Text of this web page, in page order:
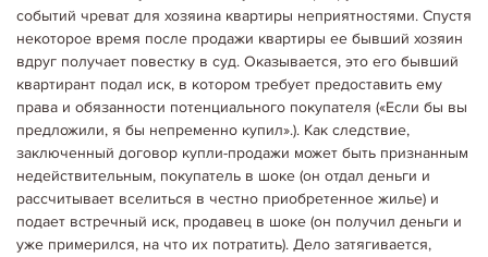
событий чреват для хозяина квартиры неприятностями. Спустя
некоторое время после продажи квартиры ее бывший хозяин
вдруг получает повестку в суд. Оказывается, это его бывший
квартирант подал иск, в котором требует предоставить ему
права и обязанности потенциального покупателя («Если бы вы
предложили, я бы непременно купил».). Как следствие,
заключенный договор купли-продажи может быть признанным
недействительным, покупатель в шоке (он отдал деньги и
рассчитывает вселиться в честно приобретенное жилье) и
подает встречный иск, продавец в шоке (он получил деньги и
уже примерился, на что их потратить). Дело затягивается,